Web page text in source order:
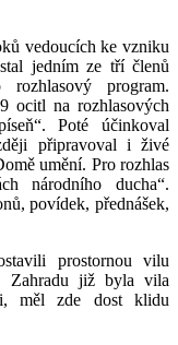
vedoucích ke vzniku
jedním ze tří členů
rozhlasový program.
ocitl na rozhlasových
Poté účinkoval
připravoval i živé
umění. Pro rozhlas
národního ducha“.
povídek, přednášek,
prostornou vilu
Zahradu již byla vila
měl zde dost klidu